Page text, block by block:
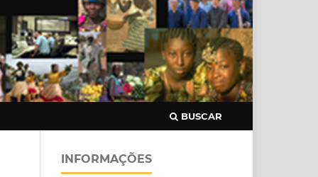
BUSCAR
INFORMAÇÕES